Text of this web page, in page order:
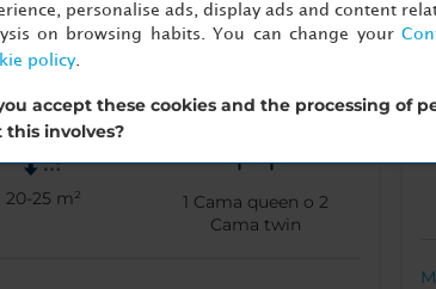
20-25 m² 1 Cama queen o 2
Cama twin
personalise ads, display ads and content
on browsing habits. You can change your
policy.
accept these cookies and the processing of
this involves?